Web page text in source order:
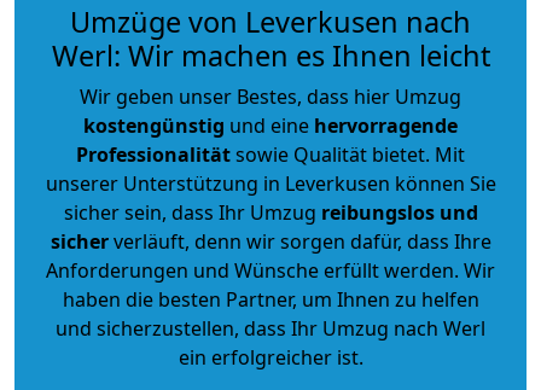
Umzüge von Leverkusen nach
Werl: Wir machen es Ihnen leicht
Wir geben unser Bestes, dass hier Umzug
kostengünstig und eine hervorragende
Professionalitätsowie Qualität bietet. Mit
unserer Unterstützung in Leverkusen können Sie
sicher sein, dass Ihr Umzug reibungslos und
sicherverläuft, denn wir sorgen dafür, dass Ihre
Anforderungen und Wünsche erfüllt werden. Wir
haben die besten Partner, um Ihnen zu helfen
und sicherzustellen, dass Ihr Umzug nach Werl
ein erfolgreicher ist.